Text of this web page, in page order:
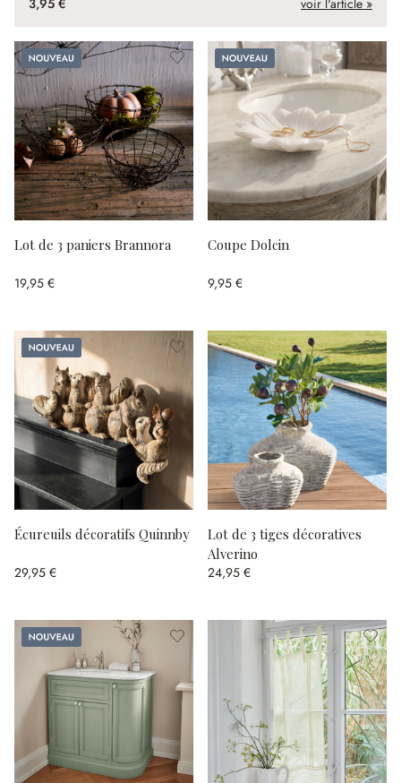
3,95 € voir l'article »
Nouveau
Lot de 3 paniers Brannora
19,95 €
Nouveau
Coupe Dolcin
9,95 €
Nouveau
Écureuils décoratifs Quinnby
29,95 €
Lot de 3 tiges décoratives
Alverino
24,95 €
Nouveau